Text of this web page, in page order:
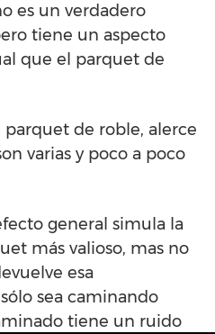
es un verdadero
tiene un aspecto
que el parquet de
de roble, alerce
varias y poco a poco
general simula la
más valioso, mas no
esa
sea caminando
tiene un ruido